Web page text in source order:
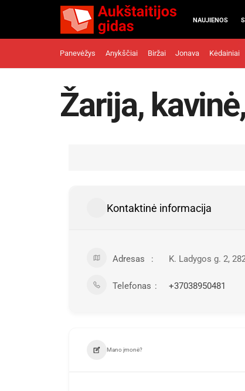
NAUJIENOS
Panevėžys Anykščiai Biržai Jonava Kėdainiai
Žarija,
Kontaktinė informacija
Adresas K. Ladygos g. 2,
Telefonas +37038950481
Mano įmonė?